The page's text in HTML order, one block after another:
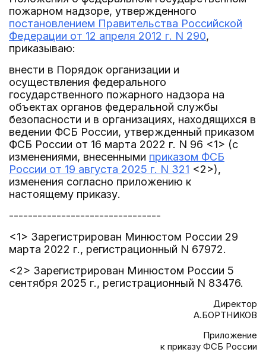
пожарном надзоре, утвержденного
постановлением Правительства Российской
Федерации от 12 апреля 2012 г. N 290,
приказываю:
внести в Порядок организации и
осуществления федерального
государственного пожарного надзора на
объектах органов федеральной службы
безопасности и в организациях, находящихся в
ведении ФСБ России, утвержденный приказом
ФСБ России от 16 марта 2022 г. N 96 <1> (с
изменениями, внесенными приказом ФСБ
России от 19 августа 2025 г. N 321 <2>),
изменения согласно приложению к
настоящему приказу.
--------------------------------
<1> Зарегистрирован Минюстом России 29
марта 2022 г., регистрационный N 67972.
<2> Зарегистрирован Минюстом России 5
сентября 2025 г., регистрационный N 83476.
Директор
А.БОРТНИКОВ
Приложение
к приказу ФСБ России